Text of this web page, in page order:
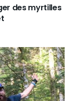
des myrtilles